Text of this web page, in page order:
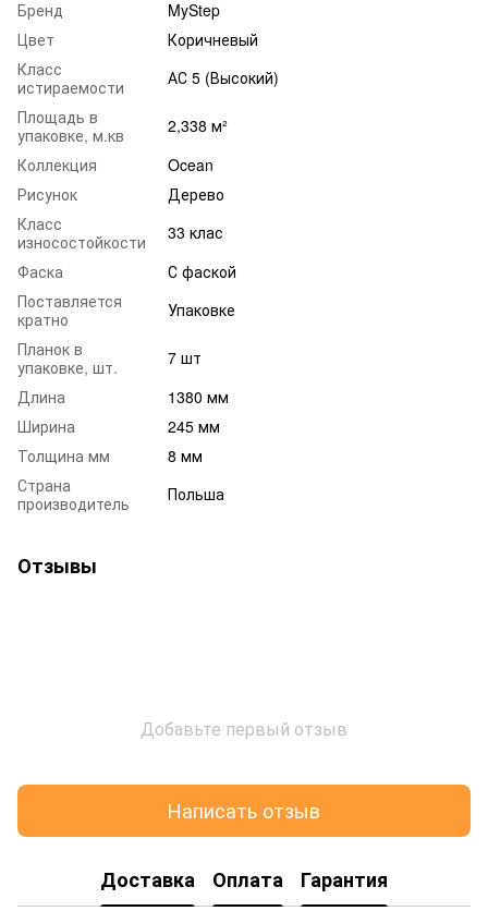
Бренд
MyStep
Цвет
Коричневый
Класс
истираемости
АС 5 (Высокий)
Площадь в
упаковке, м.кв
2,338 м²
Коллекция
Ocean
Рисунок
Дерево
Класс
износостойкости
33 клас
Фаска
С фаской
Поставляется
кратно
Упаковке
Планок в
упаковке, шт.
7 шт
Длина
1380 мм
Ширина
245 мм
Толщина мм
8 мм
Страна
производитель
Польша
Отзывы
Добавьте первый отзыв
Написать отзыв
Доставка Оплата Гарантия